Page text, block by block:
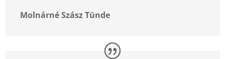
Molnárné Szász Tünde